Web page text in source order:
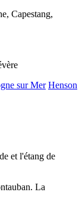
Capestang,
sur Mer Henson
et l'étang de
La